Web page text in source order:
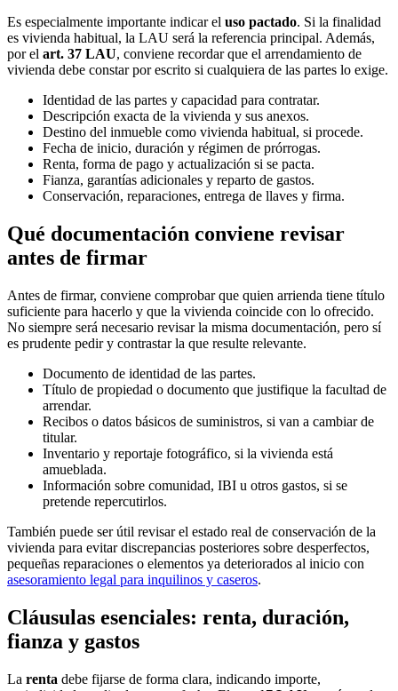
Es especialmente importante indicar el uso pactado. Si la finalidad
es vivienda habitual, la LAU será la referencia principal. Además,
por el art. 37 LAU, conviene recordar que el arrendamiento de
vivienda debe constar por escrito si cualquiera de las partes lo exige.
Identidad de las partes y capacidad para contratar.
Descripción exacta de la vivienda y sus anexos.
Destino del inmueble como vivienda habitual, si procede.
Fecha de inicio, duración y régimen de prórrogas.
Renta, forma de pago y actualización si se pacta.
Fianza, garantías adicionales y reparto de gastos.
Conservación, reparaciones, entrega de llaves y firma.
Qué documentación conviene revisar
antes de firmar
Antes de firmar, conviene comprobar que quien arrienda tiene título
suficiente para hacerlo y que la vivienda coincide con lo ofrecido.
No siempre será necesario revisar la misma documentación, pero sí
es prudente pedir y contrastar la que resulte relevante.
Documento de identidad de las partes.
Título de propiedad o documento que justifique la facultad de
arrendar.
Recibos o datos básicos de suministros, si van a cambiar de
titular.
Inventario y reportaje fotográfico, si la vivienda está
amueblada.
Información sobre comunidad, IBI u otros gastos, si se
pretende repercutirlos.
También puede ser útil revisar el estado real de conservación de la
vivienda para evitar discrepancias posteriores sobre desperfectos,
pequeñas reparaciones o elementos ya deteriorados al inicio con
asesoramiento legal para inquilinos y caseros.
Cláusulas esenciales: renta, duración,
fianza y gastos
La renta debe fijarse de forma clara, indicando importe,